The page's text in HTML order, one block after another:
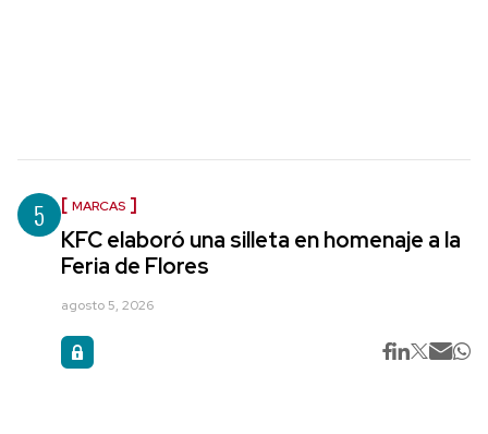
5 MARCAS
KFC elaboró una silleta en homenaje a la
Feria de Flores
agosto 5, 2026